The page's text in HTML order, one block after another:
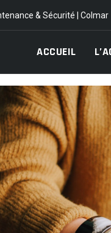
& Sécurité | Colmar
ACCUEIL